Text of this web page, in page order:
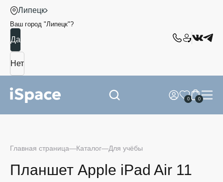
Липецк
Ваш город "Липецк"?
0 0
Главная страница Каталог Для учёбы
Планшет Apple iPad Air 11